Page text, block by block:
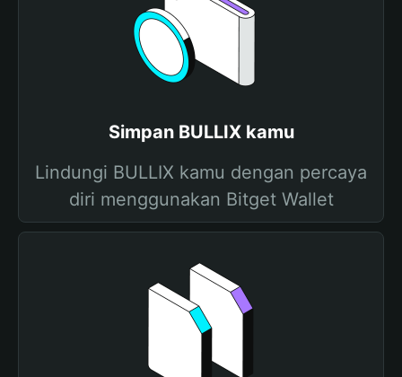
Simpan BULLIX kamu
Lindungi BULLIX kamu dengan percaya
diri menggunakan Bitget Wallet